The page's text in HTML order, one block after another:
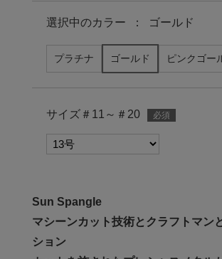
選択中のカラー ： ゴールド
プラチナ ゴールド ピンクゴー
サイズ＃11～＃20
Sun Spangle
マシーンカット技術とクラフトマン
ション